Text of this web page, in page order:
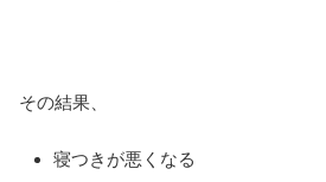
その結果、
寝つきが悪くなる